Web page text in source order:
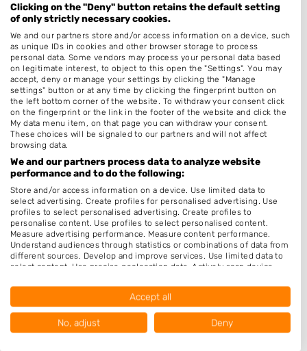
Zonder Afspraak
Kleuren
Hairextensions
Epileren
Keratine behandeling
Bruidskapsel
Make-up & Visagie
Schoonheidssalon
Pruiken
Permanenten
Openingstijden
Maandag
Gesloten
Dinsdag
8:30 -17:30
Woensdag
8:30 -17:30
Donderdag
8:30 -17:30
Vrijdag
8:30 -20:00
Clicking on the "Deny" button retains the default setting
of only strictly necessary cookies.
We and our partners store and/or access information on a device, such
as unique IDs in cookies and other browser storage to process
personal data. Some vendors may process your personal data based
on legitimate interest, to object to this open the "Settings". You may
accept, deny or manage your settings by clicking the "Manage
settings" button or at any time by clicking the fingerprint button on
the left bottom corner of the website. To withdraw your consent click
on the fingerprint or the link in the footer of the website and click the
My data menu item, on that page you can withdraw your consent.
These choices will be signaled to our partners and will not affect
browsing data.
We and our partners process data to analyze website
performance and to do the following:
Store and/or access information on a device. Use limited data to
select advertising. Create profiles for personalised advertising. Use
profiles to select personalised advertising. Create profiles to
personalise content. Use profiles to select personalised content.
Measure advertising performance. Measure content performance.
Understand audiences through statistics or combinations of data from
different sources. Develop and improve services. Use limited data to
select content. Use precise geolocation data. Actively scan device
Data may be shared outside of the European Union and send to the
Your consent and the cookie policy applies solely to this website/app.
View Partner List (1016 IAB Vendors)
Accept all
No, adjust Deny